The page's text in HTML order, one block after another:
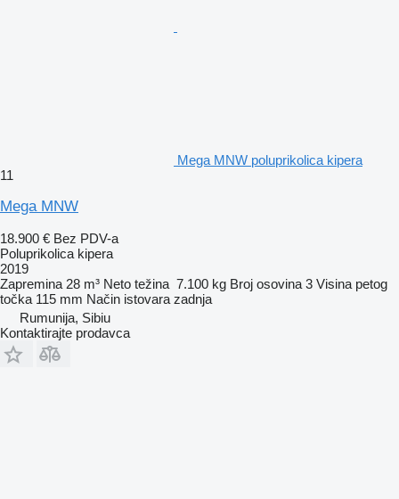
Mega MNW poluprikolica kipera
11
Mega MNW
18.900 € Bez PDV-a
Poluprikolica kipera
2019
Zapremina 28 m³ Neto težina 7.100 kg Broj osovina 3 Visina petog
točka 115 mm Način istovara zadnja
Rumunija, Sibiu
Kontaktirajte prodavca